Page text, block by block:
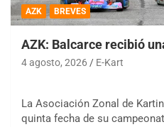
AZK BREVES
AZK: Balcarce recibió
4 agosto, 2026 E-Kart
La Asociación Zonal de
quinta fecha de su